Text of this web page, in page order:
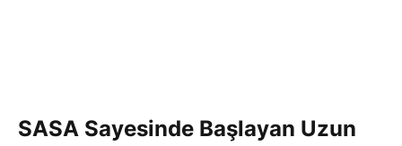
SASA Sayesinde Başlayan Uzun